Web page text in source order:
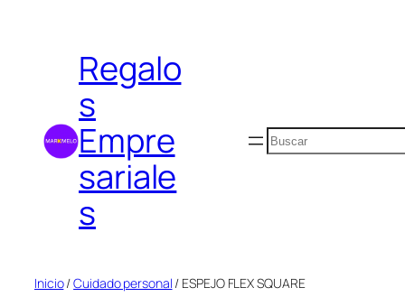
contenidoRegalo
s
Empre
sariale
s
Buscar
Inicio/Cuidado personal / ESPEJO FLEX SQUARE